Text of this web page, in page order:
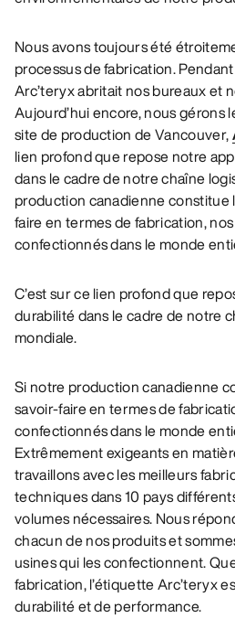
Nous avons toujours été
processus de fabrication.
Arc’teryx abritait nos bureaux et
Aujourd’hui encore, nous gérons
site de production de Vancouver,
lien profond que repose notre
dans le cadre de notre chaîne
production canadienne constitue
faire en termes de fabrication,
confectionnés dans le monde
C’est sur ce lien profond que
durabilité dans le cadre de notre
mondiale.
Si notre production canadienne
savoir-faire en termes de
confectionnés dans le monde
Extrêmement exigeants en
travaillons avec les meilleurs
techniques dans 10 pays
volumes nécessaires. Nous
chacun de nos produits et
usines qui les confectionnent.
fabrication, l’étiquette Arc’teryx
durabilité et de performance.